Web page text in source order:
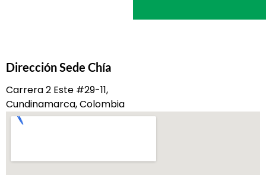
Dirección Sede Chía
Carrera 2 Este #29-11,
Cundinamarca, Colombia